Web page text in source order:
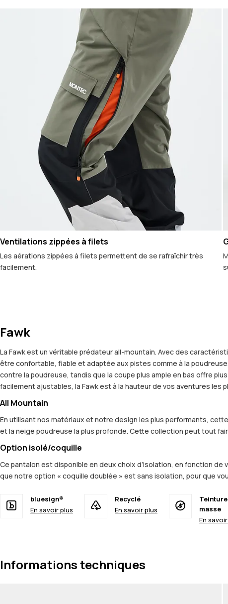
Ventilations zippées à filets
Les aérations zippées à filets permettent de se rafraîchir très
facilement.
Fawk
La Fawk est un véritable prédateur all-mountain. Avec des
être confortable, fiable et adaptée aux pistes comme à la
contre la poudreuse, tandis que la coupe plus ample en bas offre
facilement ajustables, la Fawk est à la hauteur de vos aventures les
All Mountain
En utilisant nos matériaux et notre design les plus performants,
et la neige poudreuse la plus profonde. Cette collection peut tout
Option isolé/coquille
Ce pantalon est disponible en deux choix d’isolation, en fonction
que notre option « coquille doublée » est sans isolation, pour que
bluesign®
En savoir plus
Recyclé
En savoir plus
masse
En
Informations techniques